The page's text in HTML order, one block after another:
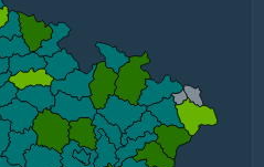
Tým projektu
Kontakt